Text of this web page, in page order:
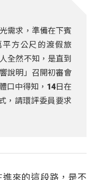
需求，準備在下賓
方公尺的渡假旅
全然不知，是直到
說明」召開初審會
口中得知，14日在
，請環評委員要求
來的這段路，是不